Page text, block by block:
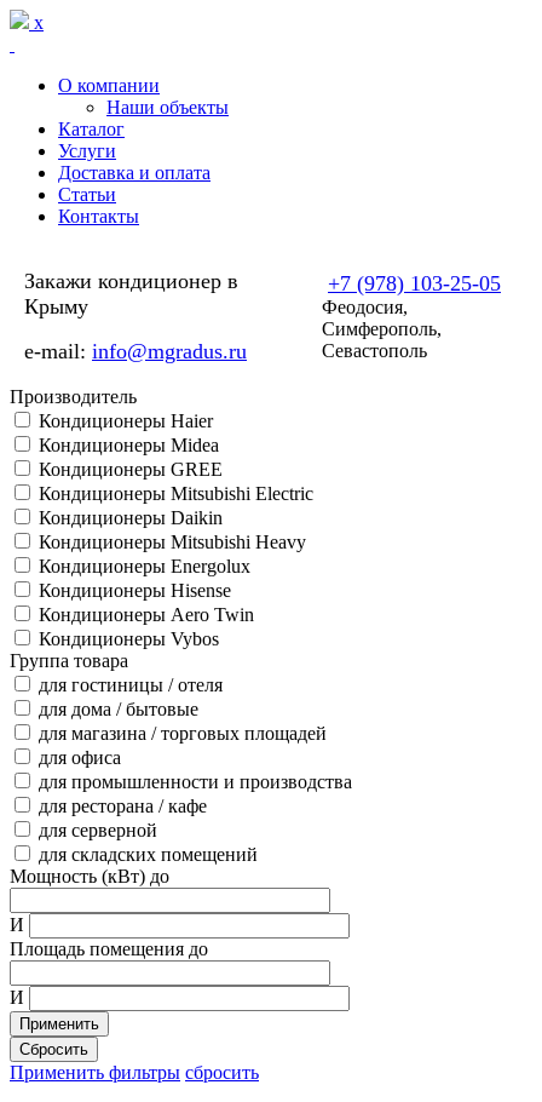
Перейти к основному содержанию
x
О компании
Наши объекты
Каталог
Услуги
Доставка и оплата
Статьи
Контакты
Закажи кондиционер в
Крыму
e-mail: info@mgradus.ru
+7 (978) 103-25-05
Феодосия,
Симферополь,
Севастополь
Производитель
Кондиционеры Haier
Кондиционеры Midea
Кондиционеры GREE
Кондиционеры Mitsubishi Electric
Кондиционеры Daikin
Кондиционеры Mitsubishi Heavy
Кондиционеры Energolux
Кондиционеры Hisense
Кондиционеры Aero Twin
Кондиционеры Vybos
Группа товара
для гостиницы / отеля
для дома / бытовые
для магазина / торговых площадей
для офиса
для промышленности и производства
для ресторана / кафе
для серверной
для складских помещений
Мощность (кВт) до
И
Площадь помещения до
И
Применить
Сбросить
Применить фильтры сбросить